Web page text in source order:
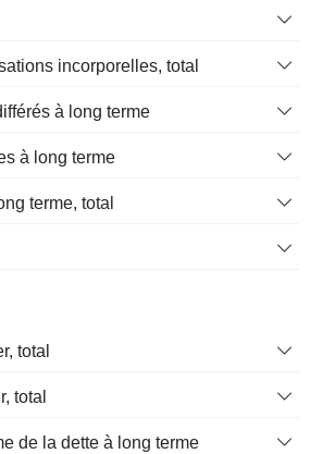
incorporelles, total
à long terme
à long terme
terme, total
total
total
de la dette à long terme